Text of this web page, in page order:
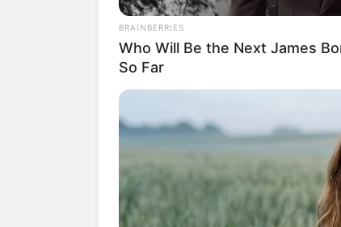
BRAINBERRIES
Who Will Be the Next James
So Far